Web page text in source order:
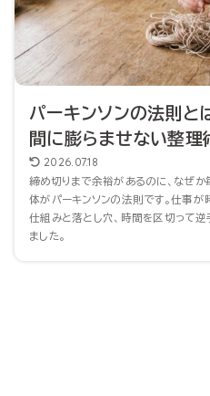
パーキンソンの法則と
間に膨らませない整理
2026.07.18
締め切りまで余裕があるのに、なぜか
体がパーキンソンの法則です。仕事
仕組みと落とし穴、時間を区切って逆
ました。